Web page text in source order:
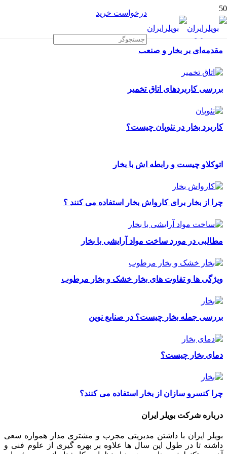
درخواست خرید
مقدمه‌ای بر بخار و صنعت
بررسی کاربردهای اتاق تخمیر
کاربرد بخار در نئوپان چیست؟
اتوکلاو چیست و رابطه اش با بخار
چرا از بخار برای کارواش بخار استفاده می کنند ؟
مطالبی در مورد ساخت مواد آرایشی با بخار
ویژگی ها و تفاوت های بخار خشک و بخار مرطوب
بررسی جمله بخار چیست؟ در صنایع نوین
دمای بخار چیست؟
چرا کنسرو سازان از بخار استفاده می کنند؟
درباره شرکت بویلر ایران
بویلر ایران با داشتن مدیریتی مجرب و مشتری مدار همواره سعی
داشته تا در طول این سال ها علاوه بر بهره گیری از علوم فنی و